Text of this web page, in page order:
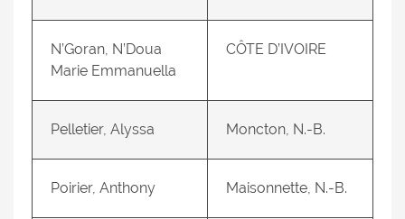
N’Goran, N’Doua
Marie Emmanuella
CÔTE D’IVOIRE
Pelletier, Alyssa Moncton, N.-B.
Poirier, Anthony Maisonnette, N.-B.